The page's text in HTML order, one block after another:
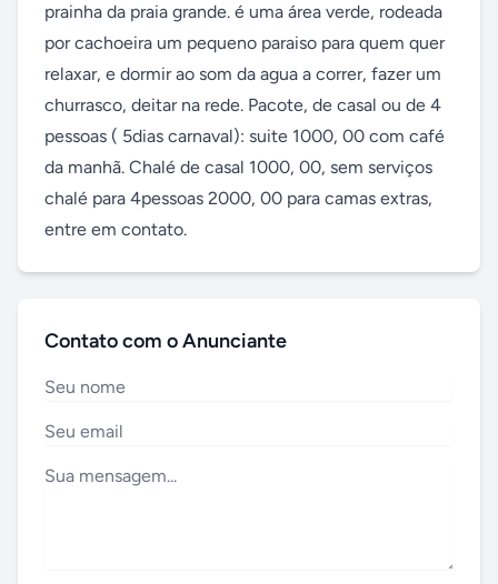
prainha da praia grande. é uma área verde, rodeada
por cachoeira um pequeno paraiso para quem quer
relaxar, e dormir ao som da agua a correr, fazer um
churrasco, deitar na rede. Pacote, de casal ou de 4
pessoas ( 5dias carnaval): suite 1000, 00 com café
da manhã. Chalé de casal 1000, 00, sem serviços
chalé para 4pessoas 2000, 00 para camas extras,
entre em contato.
Contato com o Anunciante